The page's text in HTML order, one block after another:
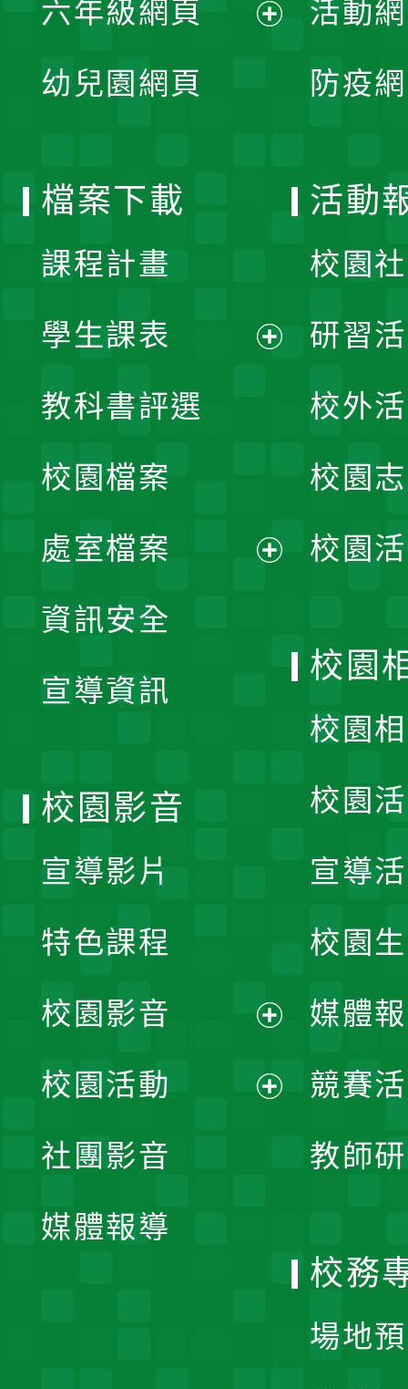
選
開
六年級網頁
幼兒園網頁
活動
防疫
檔案下載
課程計畫
學生課表
單
教科書評選
校園檔案
處室檔案
資訊安全
宣導資訊
活動
校園
研習
校外
校園
校園
校園
校園
校園
宣導
校園
媒體
競賽
教師
校園影音
宣導影片
特色課程
校園影音
開
校園活動
社團影音
媒體報導
校務
場地